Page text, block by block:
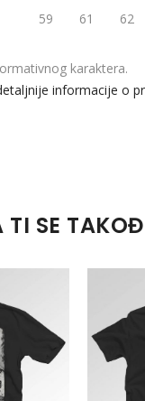
59 61 62
karaktera.
informacije o
TI SE